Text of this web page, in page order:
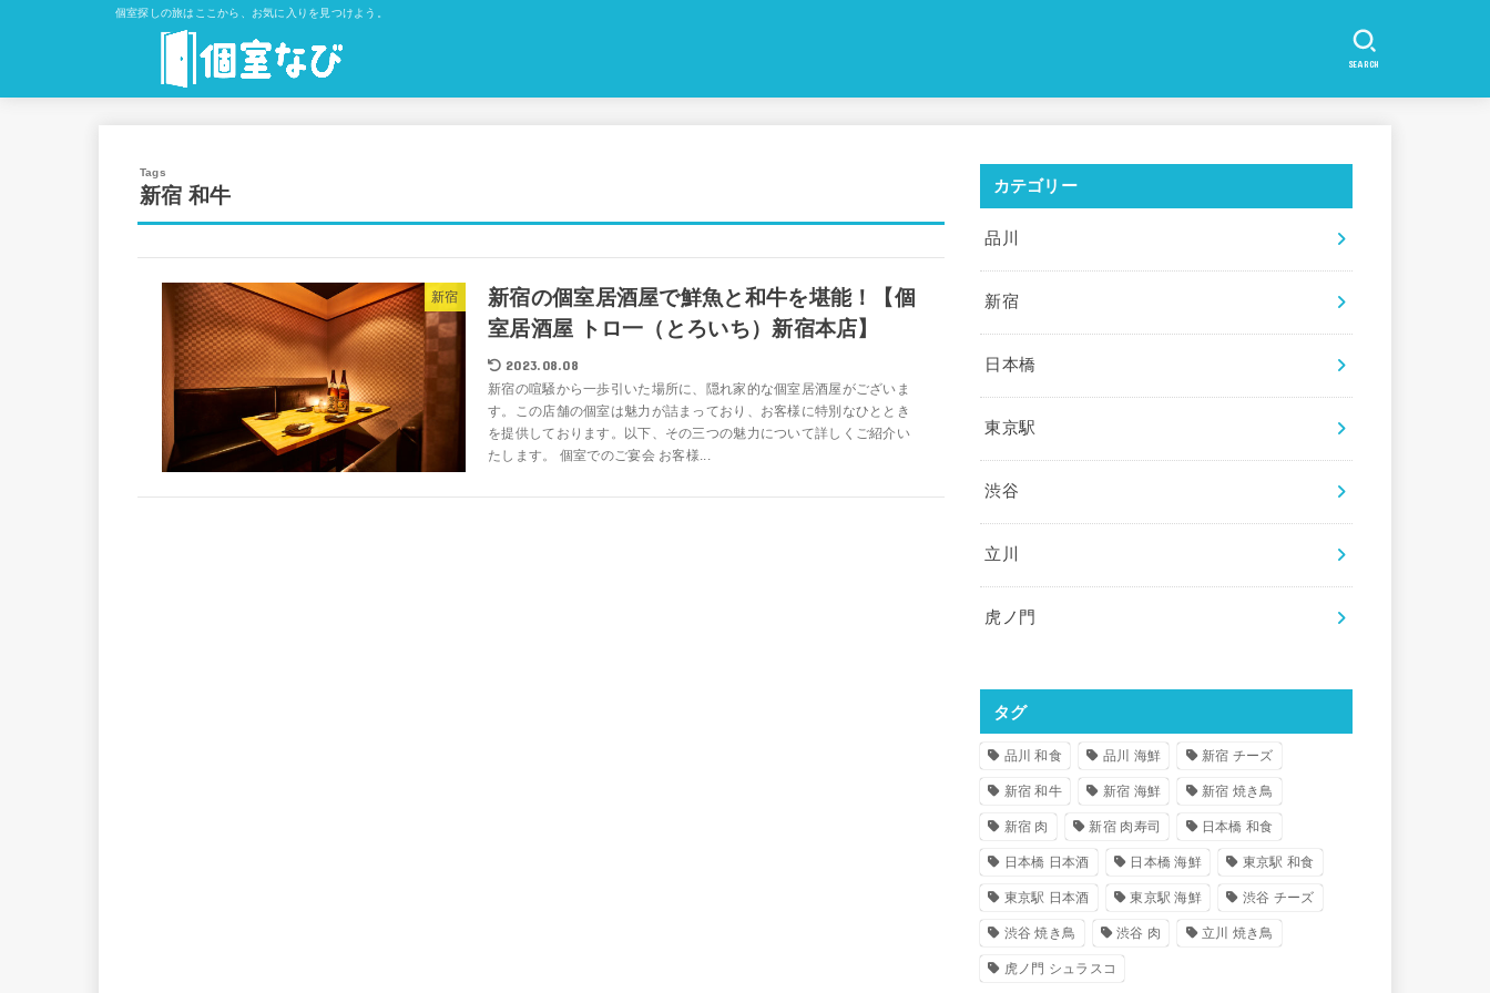
個室探しの旅はここから、お気に入りを見つけよう。
SEARCH
新宿 和牛
新宿
新宿の個室居酒屋で鮮魚と和牛を堪能！【個
室居酒屋 トロ一（とろいち）新宿本店】
2023.08.08
新宿の喧騒から一歩引いた場所に、隠れ家的な個室居酒屋がございま
す。この店舗の個室は魅力が詰まっており、お客様に特別なひととき
を提供しております。以下、その三つの魅力について詳しくご紹介い
たします。 個室でのご宴会 お客様...
カテゴリー
品川
新宿
日本橋
東京駅
渋谷
立川
虎ノ門
タグ
品川 和食 品川 海鮮 新宿 チーズ
新宿 和牛 新宿 海鮮 新宿 焼き鳥
新宿 肉 新宿 肉寿司 日本橋 和食
日本橋 日本酒 日本橋 海鮮 東京駅 和食
東京駅 日本酒 東京駅 海鮮 渋谷 チーズ
渋谷 焼き鳥 渋谷 肉 立川 焼き鳥
虎ノ門 シュラスコ